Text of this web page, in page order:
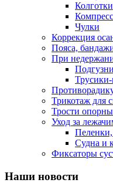
Колготки
Чулки
Коррекция
Пояса,
При
Трикотаж для
Трости
Уход за
Судна и
Фиксаторы
Наши новости